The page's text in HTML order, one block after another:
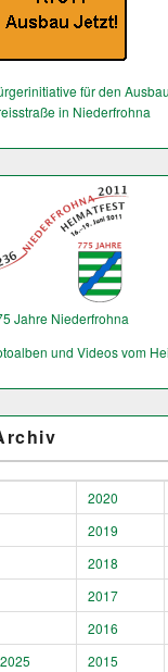
für den
in Niederfrohna
Jahre Niederfrohna
und Videos vom
2020
2019
2018
2017
2016
2025
2015